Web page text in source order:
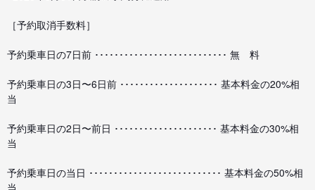
［予約取消手数料］
予約乗車日の7日前 ･･･････････････････････････ 無 料
予約乗車日の3日〜6日前 ････････････････････ 基本料金の20%相
当
予約乗車日の2日〜前日 ･････････････････････ 基本料金の30%相
当
予約乗車日の当日 ･･･････････････････････････ 基本料金の50%相
当